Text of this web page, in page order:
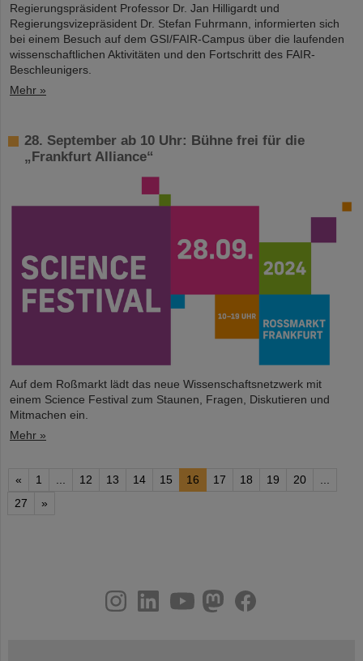
Regierungspräsident Professor Dr. Jan Hilligardt und
Regierungsvizepräsident Dr. Stefan Fuhrmann, informierten sich
bei einem Besuch auf dem GSI/FAIR-Campus über die laufenden
wissenschaftlichen Aktivitäten und den Fortschritt des FAIR-
Beschleunigers.
Mehr »
28. September ab 10 Uhr: Bühne frei für die
„Frankfurt Alliance“
Auf dem Roßmarkt lädt das neue Wissenschaftsnetzwerk mit
einem Science Festival zum Staunen, Fragen, Diskutieren und
Mitmachen ein.
Mehr »
« 1 12 13 14 15 16 17 18 19 20
27
»
youtube
helmholtz.social
facebook